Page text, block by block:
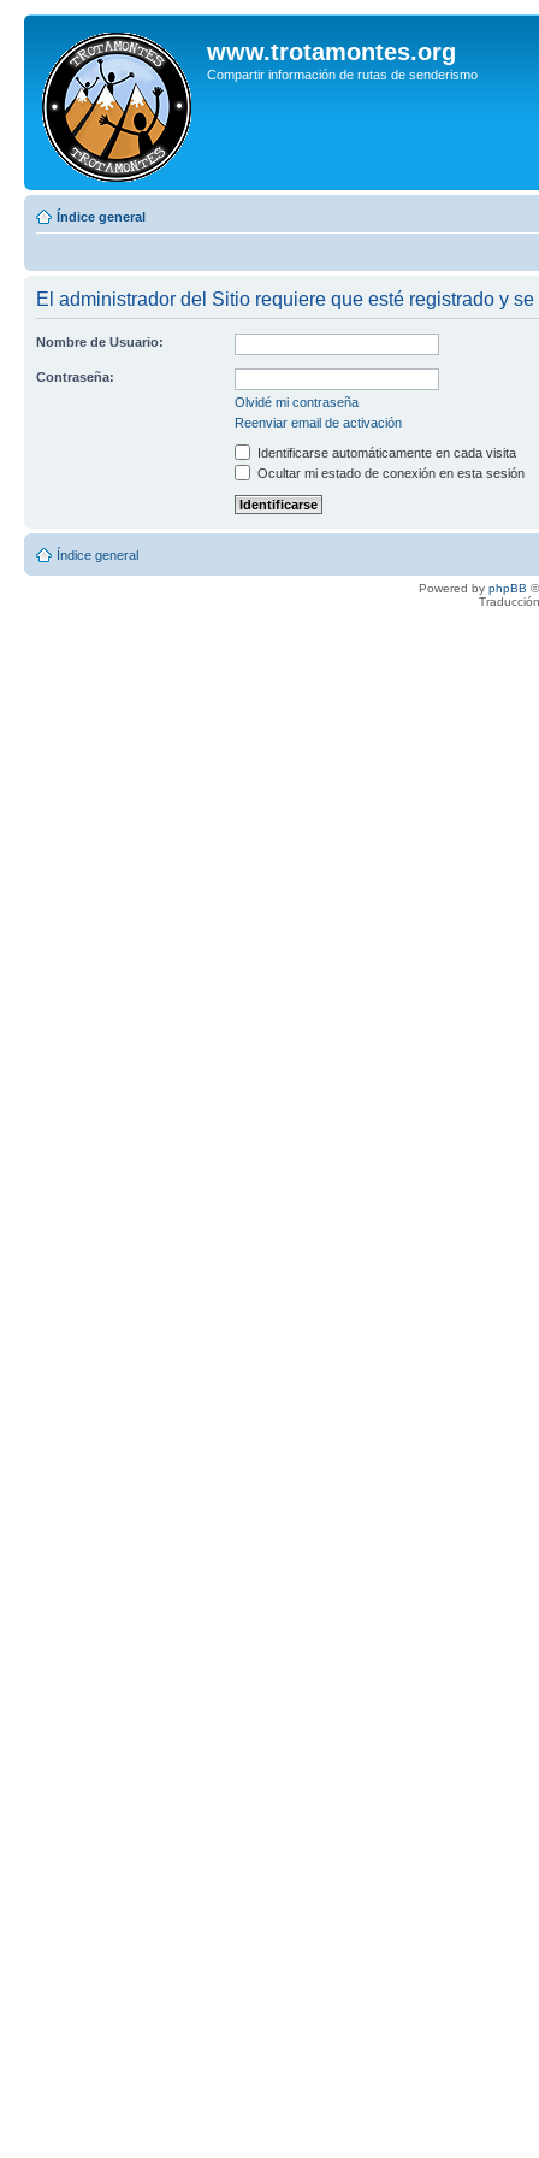
www.trotamontes.org
Compartir información de rutas de senderismo
Índice general
El administrador del Sitio requiere que esté registrado y
Nombre de Usuario:
Contraseña:
Olvidé mi contraseña
Reenviar email de activación
Identificarse automáticamente en cada visita
Ocultar mi estado de conexión en esta sesión
Índice general
Powered by phpBB